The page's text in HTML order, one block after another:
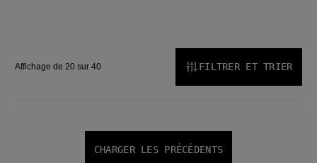
Affichage de 20 sur 40 FILTRER ET TRIER
CHARGER LES PRÉCÉDENTS